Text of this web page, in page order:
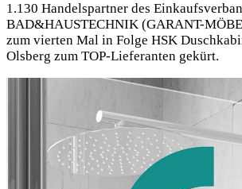
1.130 Handelspartner des
BAD&HAUSTECHNIK (GARANT-
zum vierten Mal in Folge HSK
Olsberg zum TOP-Lieferanten gekürt.